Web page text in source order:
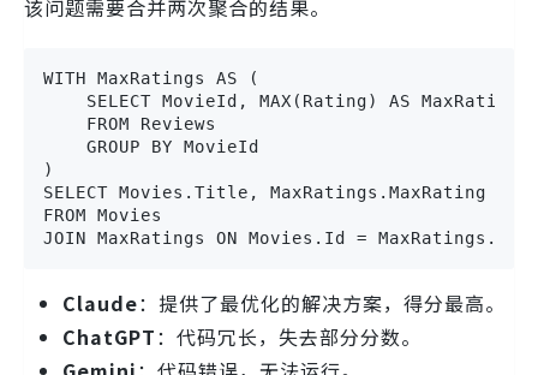
该问题需要合并两次聚合的结果。
WITH MaxRatings AS (
    SELECT MovieId, MAX(Rating) AS MaxRating
    FROM Reviews
    GROUP BY MovieId
)
SELECT Movies.Title, MaxRatings.MaxRating
FROM Movies
JOIN MaxRatings ON Movies.Id =
Claude：提供了最优化的解决方案，得分最高。
ChatGPT：代码冗长，失去部分分数。